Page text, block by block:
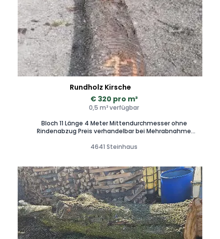
Rundholz Kirsche
€ 320 pro m³
0,5 m³ verfügbar
Bloch 11 Länge 4 Meter Mittendurchmesser ohne
Rindenabzug Preis verhandelbar bei Mehrabnahme
beim Aufladen möglich Zustellung auf Anfrage
4641 Steinhaus